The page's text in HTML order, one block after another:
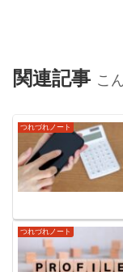
関連記事 こ
つれづれノート
つれづれノート